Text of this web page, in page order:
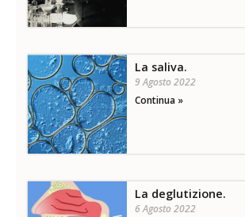
La saliva.
9 Agosto 2022
Continua »
La deglutizione.
6 Agosto 2022